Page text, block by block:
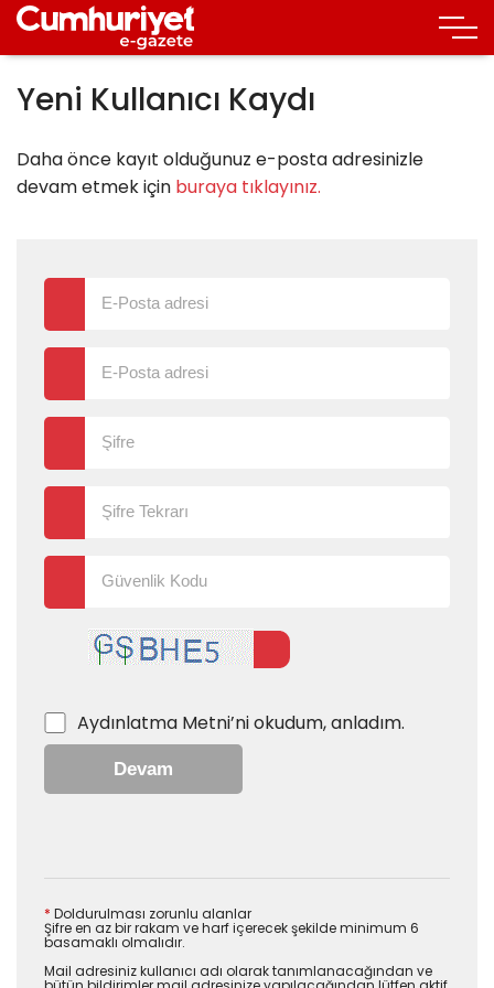
Yeni Kullanıcı Kaydı
Daha önce kayıt olduğunuz e-posta adresinizle
devam etmek için buraya tıklayınız.
Aydınlatma Metni’ni okudum, anladım.
Devam
* Doldurulması zorunlu alanlar
Şifre en az bir rakam ve harf içerecek şekilde minimum 6
basamaklı olmalıdır.
Mail adresiniz kullanıcı adı olarak tanımlanacağından ve